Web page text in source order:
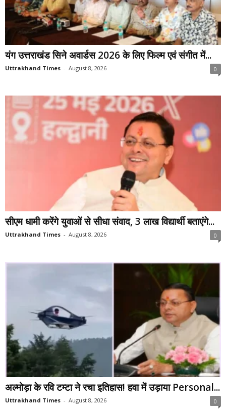
यंग उत्तराखंड सिने अवार्डस 2026 के लिए फिल्म एवं संगीत में...
Uttrakhand Times - August 8, 2026 0
सीएम धामी करेंगे युवाओं से सीधा संवाद, 3 लाख विद्यार्थी बताएंगे...
Uttrakhand Times - August 8, 2026 0
अल्मोड़ा के रवि टम्टा ने रचा इतिहास! हवा में उड़ाया Personal...
Uttrakhand Times - August 8, 2026 0